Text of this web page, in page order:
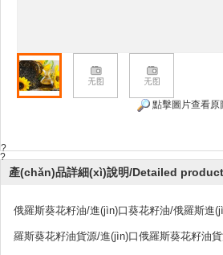
點擊圖片查看原
?
?
產(chǎn)品詳細(xì)說明/Detailed
俄羅斯葵花籽油/進(jìn)口葵花籽油/俄羅斯進
羅斯葵花籽油貨源/進(jìn)口俄羅斯葵花籽油